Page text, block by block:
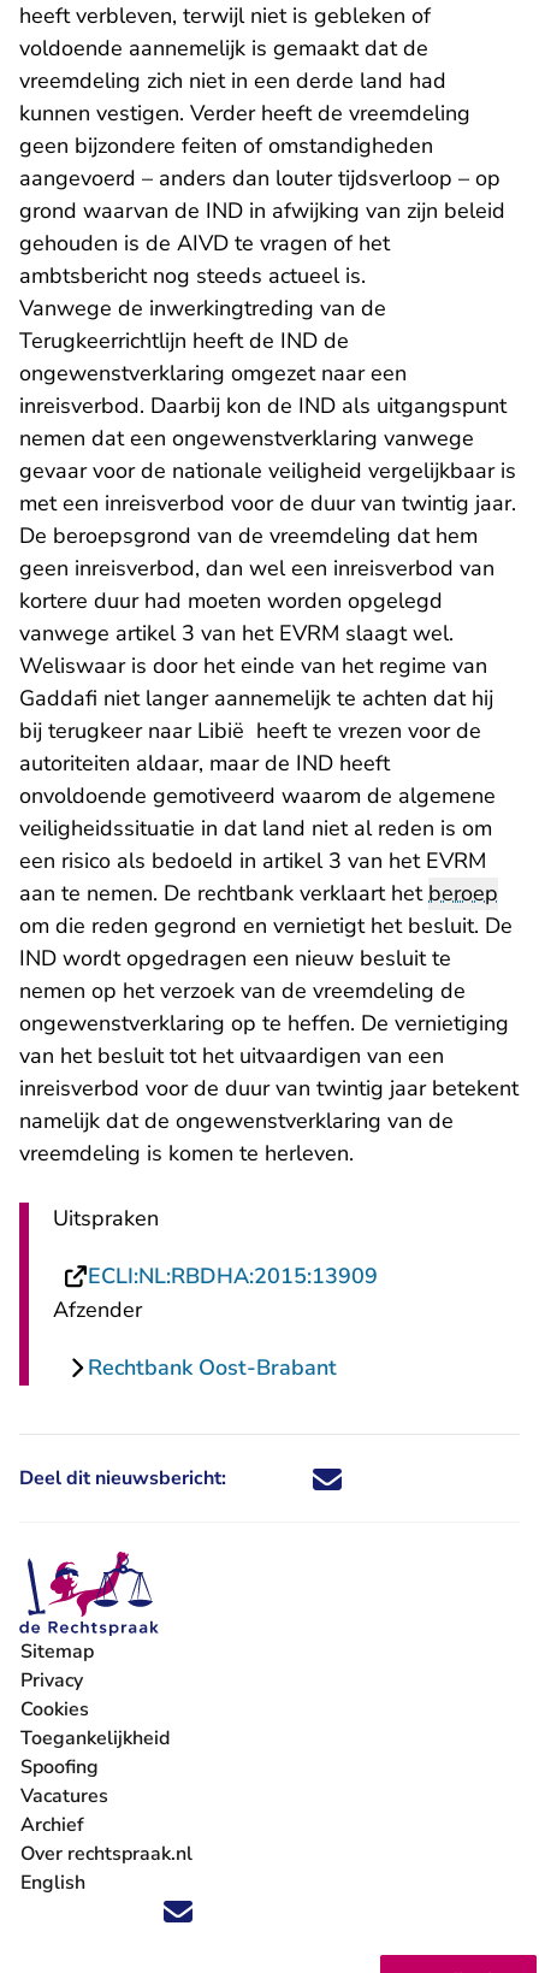
heeft verbleven, terwijl niet is gebleken of
voldoende aannemelijk is gemaakt dat de
vreemdeling zich niet in een derde land had
kunnen vestigen. Verder heeft de vreemdeling
geen bijzondere feiten of omstandigheden
aangevoerd – anders dan louter tijdsverloop – op
grond waarvan de IND in afwijking van zijn beleid
gehouden is de AIVD te vragen of het
ambtsbericht nog steeds actueel is.
Vanwege de inwerkingtreding van de
Terugkeerrichtlijn heeft de IND de
ongewenstverklaring omgezet naar een
inreisverbod. Daarbij kon de IND als uitgangspunt
nemen dat een ongewenstverklaring vanwege
gevaar voor de nationale veiligheid vergelijkbaar is
met een inreisverbod voor de duur van twintig jaar.
De beroepsgrond van de vreemdeling dat hem
geen inreisverbod, dan wel een inreisverbod van
kortere duur had moeten worden opgelegd
vanwege artikel 3 van het EVRM slaagt wel.
Weliswaar is door het einde van het regime van
Gaddafi niet langer aannemelijk te achten dat hij
bij terugkeer naar Libië heeft te vrezen voor de
autoriteiten aldaar, maar de IND heeft
onvoldoende gemotiveerd waarom de algemene
veiligheidssituatie in dat land niet al reden is om
een risico als bedoeld in artikel 3 van het EVRM
aan te nemen. De rechtbank verklaart hetberoep
om die reden gegrond en vernietigt het besluit. De
IND wordt opgedragen een nieuw besluit te
nemen op het verzoek van de vreemdeling de
ongewenstverklaring op te heffen. De vernietiging
van het besluit tot het uitvaardigen van een
inreisverbod voor de duur van twintig jaar betekent
namelijk dat de ongewenstverklaring van de
vreemdeling is komen te herleven.
Uitspraken
ECLI:NL:RBDHA:2015:13909
Afzender
Rechtbank Oost-Brabant
Deel dit nieuwsbericht: Deel dit nieuwsbericht via X -
Deel dit nieuwsbericht via
Deel dit nieuwsbericht
Deel dit
Volg ons op X (Twitter) - U verlaat Rechtspraak.nl
Volg ons op Facebook - U verlaat Rechtspraak.nl
Volg ons op Instagram - U verlaat Rechtspraak.nl
Volg ons op Youtube - U verlaat Rechtspraak.nl
Volg ons op LinkedIn - U verlaat
'Blijf op de hoogte' nieuwsbrief - U verlaat
Sitemap
Privacy
Cookies
Toegankelijkheid
Spoofing
Vacatures
- U verlaat Rechtspraak.nl
Archief
Over rechtspraak.nl
English